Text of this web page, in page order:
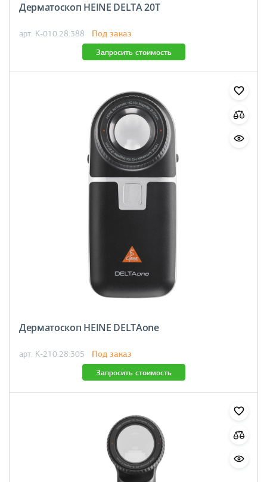
Дерматоскоп HEINE DELTA 20T
арт. K-010.28.388 Под заказ
Запросить стоимость
Дерматоскоп HEINE DELTAone
арт. K-210.28.305 Под заказ
Запросить стоимость